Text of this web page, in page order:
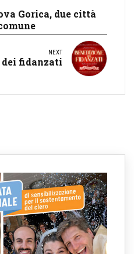
Gorica, due città
NEXT
dei fidanzati